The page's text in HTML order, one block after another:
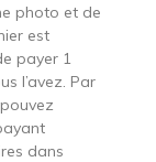
photo et de
est
payer 1
l’avez. Par
dans